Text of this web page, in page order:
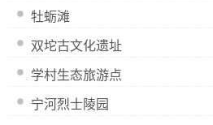
牡蛎滩
双坨古文化遗址
学村生态旅游点
宁河烈士陵园